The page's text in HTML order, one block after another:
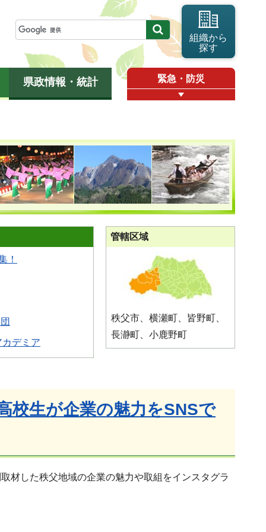
組織から
探す
県政情報・統計 緊急・防災
！
デミア
管轄区域
秩父市、横瀬町、皆野町、
長瀞町、小鹿野町
校生が企業の魅力をSNSで
材した秩父地域の企業の魅力や取組をインスタグラ